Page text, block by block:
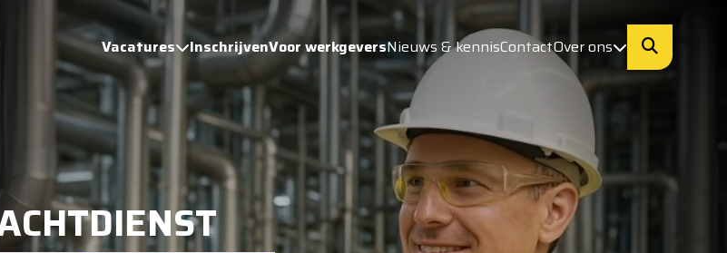
Vacatures InschrijvenVoor werkgeversNieuws & kennisContactOver ons